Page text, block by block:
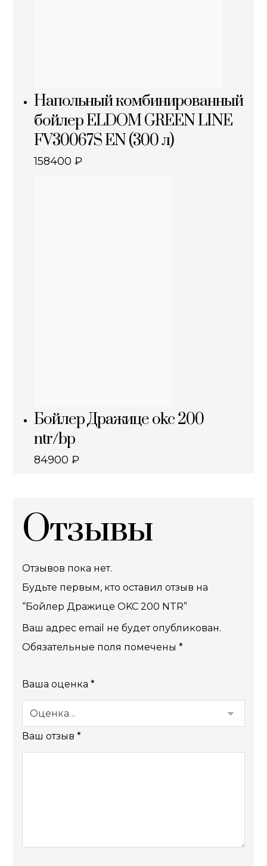
Напольный комбинированный
бойлер ELDOM GREEN LINE
FV30067S EN (300 л)
158400₽
Бойлер Дражице okc 200
ntr/bp
84900₽
Отзывы
Отзывов пока нет.
Будьте первым, кто оставил отзыв на
“Бойлер Дражице OKC 200 NTR”
Ваш адрес email не будет опубликован.
Обязательные поля помечены*
Ваша оценка*
Ваш отзыв*